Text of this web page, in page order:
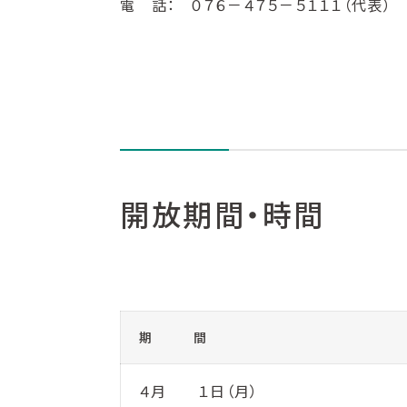
電 話： ０７６－４７５－５１１１（代表）
開放期間・時間
期 間
４月 １日（月）